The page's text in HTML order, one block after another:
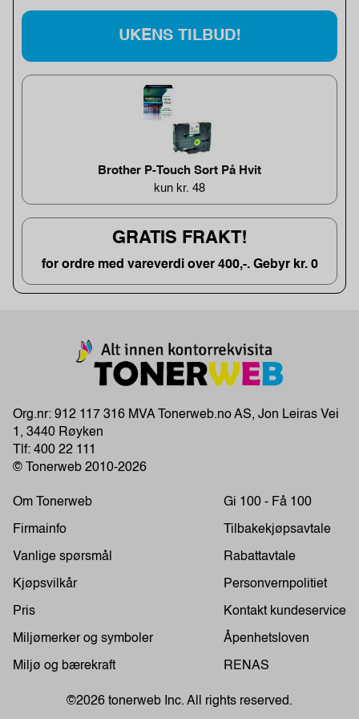
UKENS TILBUD!
Brother P-Touch Sort På Hvit
kun kr. 48
GRATIS FRAKT!
for ordre med vareverdi over 400,-. Gebyr kr. 0
Org.nr: 912 117 316 MVA Tonerweb.no AS, Jon Leiras Vei
1, 3440 Røyken
Tlf: 400 22 111
© Tonerweb 2010-2026
Om Tonerweb
Firmainfo
Vanlige spørsmål
Kjøpsvilkår
Pris
Miljømerker og symboler
Miljø og bærekraft
Gi 100 - Få 100
Tilbakekjøpsavtale
Rabattavtale
Personvernpolitiet
Kontakt kundeservice
Åpenhetsloven
RENAS
©2026 tonerweb Inc. All rights reserved.